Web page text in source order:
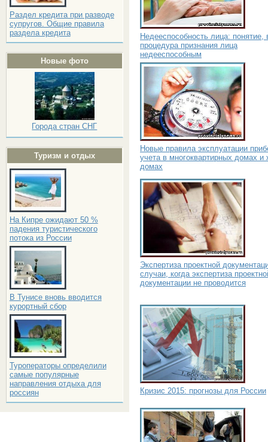
Раздел кредита при разводе
супругов. Общие правила
раздела кредита
Новые фото
Города стран СНГ
Туризм и отдых
На Кипре ожидают 50 %
падения туристического
потока из России
В Тунисе вновь вводится
курортный сбор
Туроператоры определили
самые популярные
направления отдыха для
россиян
Недееспособность лица: понятие,
процедура признания лица
недееспособным
Новые правила эксплуатации
учета в многоквартирных домах и
домах
Экспертиза проектной
случаи, когда экспертиза
документации не проводится
Кризис 2015: прогнозы для России